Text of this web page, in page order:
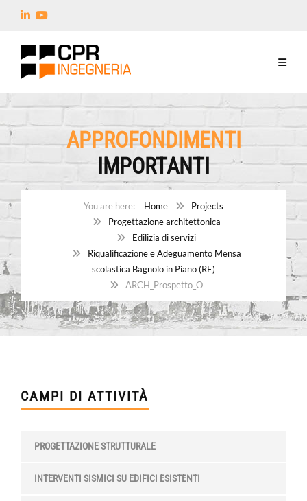
APPROFONDIMENTI
IMPORTANTI
Home
Projects
Progettazione architettonica
Edilizia di servizi
Riqualificazione e Adeguamento Mensa
scolastica Bagnolo in Piano (RE)
ARCH_Prospetto_O
CAMPI DI ATTIVITÀ
PROGETTAZIONE STRUTTURALE
INTERVENTI SISMICI SU EDIFICI ESISTENTI